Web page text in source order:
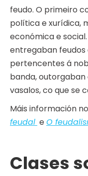
feudo. O primeiro
política e xurídica,
económica e
entregaban feudos
pertencentes á
banda, outorgaban
vasalos, co que se
Máis información
feudal eO
Clases